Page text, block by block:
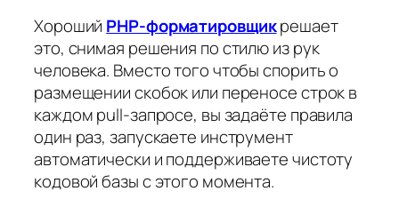
Хороший PHP-форматировщикрешает
это, снимая решения по стилю из рук
человека. Вместо того чтобы спорить о
размещении скобок или переносе строк в
каждом pull-запросе, вы задаёте правила
один раз, запускаете инструмент
автоматически и поддерживаете чистоту
кодовой базы с этого момента.